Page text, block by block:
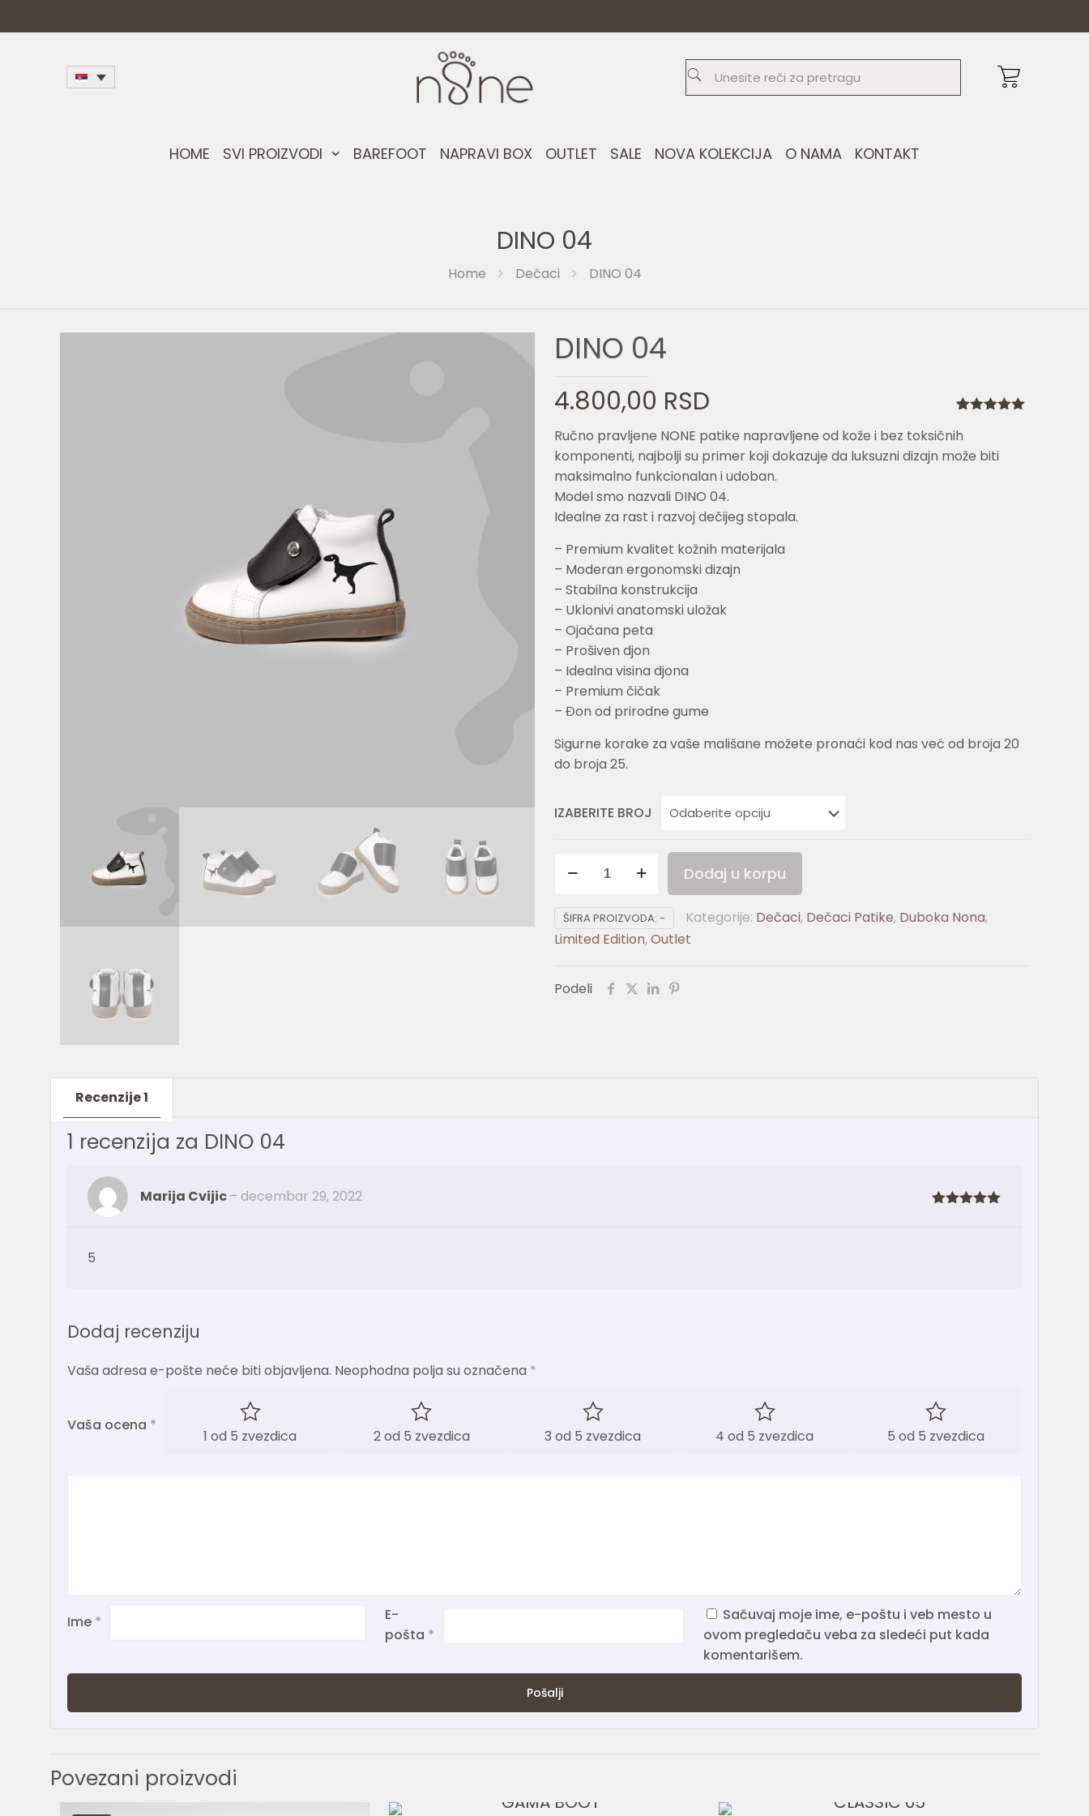
HOME SVI PROIZVODI BAREFOOT NAPRAVI BOX OUTLET SALE NOVA KOLEKCIJA O NAMA KONTAKT
DINO 04
Home Dečaci DINO 04
DINO 04
5.00
na osnovu
ocene kupca
4.800,00 RSD
Ručno pravljene NONE patike napravljene od kože i bez toksičnih
komponenti, najbolji su primer koji dokazuje da luksuzni dizajn može biti
maksimalno funkcionalan i udoban.
Model smo nazvali DINO 04.
Idealne za rast i razvoj dečijeg stopala.
– Premium kvalitet kožnih materijala
– Moderan ergonomski dizajn
– Stabilna konstrukcija
– Uklonivi anatomski uložak
– Ojačana peta
– Prošiven djon
– Idealna visina djona
– Premium čičak
– Đon od prirodne gume
Sigurne korake za vaše mališane možete pronaći kod nas već od broja 20
do broja 25.
IZABERITE BROJ
Dodaj u korpu
ŠIFRA PROIZVODA: - Kategorije: Dečaci, Dečaci Patike, Duboka Nona,
Limited Edition,Outlet
Podeli
Recenzije1
1 recenzija za DINO 04
Marija Cvijic– decembar 29, 2022
5
Dodaj recenziju
Vaša adresa e-pošte neće biti objavljena. Neophodna polja su označena *
Vaša ocena *
1 od 5 zvezdica 2 od 5 zvezdica 3 od 5 zvezdica 4 od 5 zvezdica 5 od 5 zvezdica
Ime *
E-
pošta *
Sačuvaj moje ime, e-poštu i veb mesto u
ovom pregledaču veba za sledeći put kada
komentarišem.
Povezani proizvodi